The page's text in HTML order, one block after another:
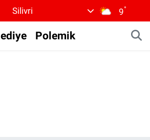
Silivri 9°
Polemik